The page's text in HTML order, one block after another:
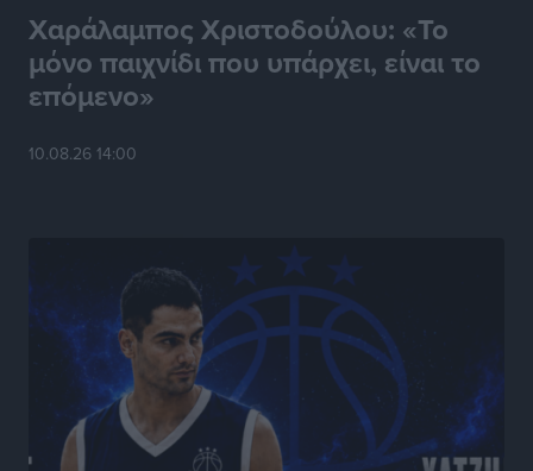
Χαράλαμπος Χριστοδούλου: «Το
μόνο παιχνίδι που υπάρχει, είναι το
επόμενο»
10.08.26 14:00